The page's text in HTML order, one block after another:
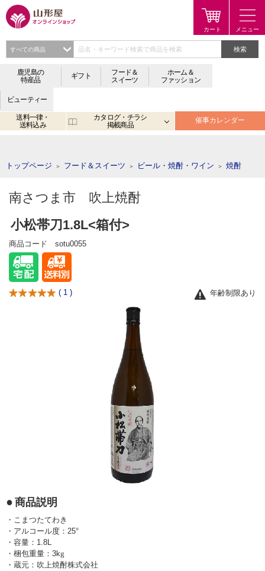
検索
鹿児島の
特産品
ギフト
フード＆
スイーツ
ホーム＆
ファッション
ビューティー
送料一律・
送料込み
カタログ・チラシ
掲載商品
催事カレンダー
トップページ ＞ フード＆スイーツ ＞ ビール・焼酎・ワイン ＞ 焼酎
南さつま市 吹上焼酎
小松帯刀1.8L<箱付>
商品コード sotu0055
( 1 ) 年齢制限あり
商品説明
・こまつたてわき
・アルコール度：25°
・容量：1.8L
・梱包重量：3kg
・蔵元：吹上焼酎株式会社